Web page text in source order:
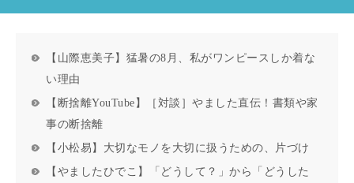
【山際恵美子】猛暑の8月、私がワンピースしか着な
い理由
【断捨離YouTube】［対談］やました直伝！書類や家
事の断捨離
【小松易】大切なモノを大切に扱うための、片づけ
【やましたひでこ】「どうして？」から「どうした